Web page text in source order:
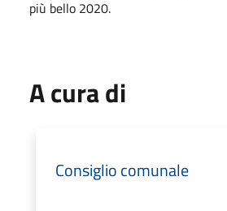
più bello 2020.
A cura di
Consiglio comunale